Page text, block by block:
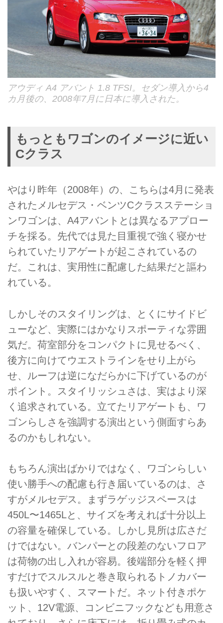
アウディ A4 アバント 1.8 TFSI。セダン導入から4
カ月後の、2008年7月に日本に導入された。
もっともワゴンのイメージに近い
Cクラス
やはり昨年（2008年）の、こちらは4月に発表
されたメルセデス・ベンツCクラスステーショ
ンワゴンは、A4アバントとは異なるアプロー
チを採る。先代では見た目重視で強く寝かせ
られていたリアゲートが起こされているの
だ。これは、実用性に配慮した結果だと謳わ
れている。
しかしそのスタイリングは、とくにサイドビ
ューなど、実際にはかなりスポーティな雰囲
気だ。荷室部分をコンパクトに見せるべく、
後方に向けてウエストラインをせり上がら
せ、ルーフは逆になだらかに下げているのが
ポイント。スタイリッシュさは、実はより深
く追求されている。立てたリアゲートも、ワ
ゴンらしさを強調する演出という側面すらあ
るのかもしれない。
もちろん演出ばかりではなく、ワゴンらしい
使い勝手への配慮も行き届いているのは、さ
すがメルセデス。まずラゲッジスペースは
450L〜1465Lと、サイズを考えれば十分以上
の容量を確保している。しかし見所は広さだ
けではない。バンパーとの段差のないフロア
は荷物の出し入れが容易。後端部分を軽く押
すだけでスルスルと巻き取られるトノカバー
も扱いやすく、スマートだ。ネット付きポケ
ット、12V電源、コンビニフックなども用意さ